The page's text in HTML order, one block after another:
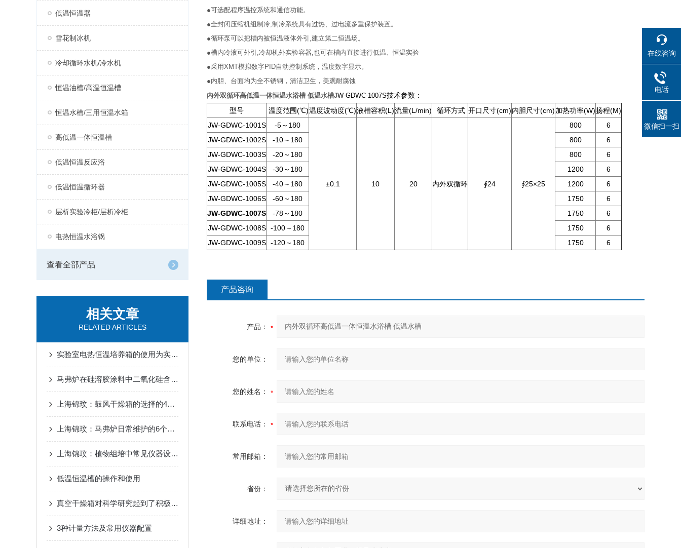
低温恒温器
雪花制冰机
冷却循环水机/冷水机
恒温油槽/高温恒温槽
恒温水槽/三用恒温水箱
高低温一体恒温槽
低温恒温反应浴
低温恒温循环器
层析实验冷柜/层析冷柜
电热恒温水浴锅
查看全部产品
相关文章
RELATED ARTICLES
实验室电热恒温培养箱的使用为实验提供了一个稳定的环境
马弗炉在硅溶胶涂料中二氧化硅含量的检测应用
上海锦玟：鼓风干燥箱的选择的4个注意事项
上海锦玟：马弗炉日常维护的6个注意事项
上海锦玟：植物组培中常见仪器设备一览
低温恒温槽的操作和使用
真空干燥箱对科学研究起到了积极的促进作用
3种计量方法及常用仪器配置
●可选配程序温控系统和通信功能。
●全封闭压缩机组制冷,制冷系统具有过热、过电流多重保护装置。
●循环泵可以把槽内被恒温液体外引,建立第二恒温场。
●槽内冷液可外引,冷却机外实验容器,也可在槽内直接进行低温、恒温实验
●采用XMT模拟数字PID自动控制系统，温度数字显示。
●内胆、台面均为全不锈钢，清洁卫生，美观耐腐蚀
内外双循环高低温一体恒温水浴槽 低温水槽JW-GDWC-1007S技术参数：
型号
温度范围(℃)温度波动度(℃)液槽容积(L)流量(L/min) 循环方式 开口尺寸(cm)内胆尺寸(cm)加热功率(W)扬程(M)
JW-GDWC-1001S
-5～180
±0.1 10 20 内外双循环 ∮24 ∮25×25
800
6
JW-GDWC-1002S
-10～180 800
6
JW-GDWC-1003S
-20～180 800
6
JW-GDWC-1004S
-30～180 1200
6
JW-GDWC-1005S
-40～180 1200
6
JW-GDWC-1006S
-60～180 1750
6
JW-GDWC-1007S
-78～180 1750
6
JW-GDWC-1008S -100～180 1750
6
JW-GDWC-1009S -120～180 1750 6
产品咨询
产品：
您的单位：
您的姓名：
联系电话：
常用邮箱：
省份：
详细地址：
在线咨询
电话
微信扫一扫